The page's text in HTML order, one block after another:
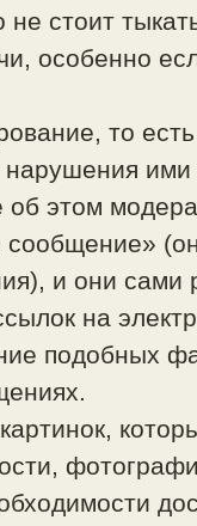
стоит
особенно
то
нарушения
этом
сообщение»
и они сами
на
подобных